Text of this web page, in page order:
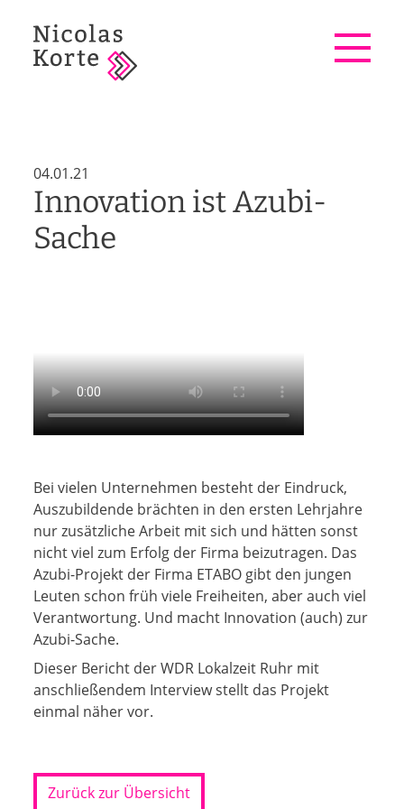
Detail
04.01.21
Innovation ist Azubi-
Sache
Bei vielen Unternehmen besteht der Eindruck,
Auszubildende brächten in den ersten Lehrjahre
nur zusätzliche Arbeit mit sich und hätten sonst
nicht viel zum Erfolg der Firma beizutragen. Das
Azubi-Projekt der Firma ETABO gibt den jungen
Leuten schon früh viele Freiheiten, aber auch viel
Verantwortung. Und macht Innovation (auch) zur
Azubi-Sache.
Dieser Bericht der WDR Lokalzeit Ruhr mit
anschließendem Interview stellt das Projekt
einmal näher vor.
Zurück zur Übersicht